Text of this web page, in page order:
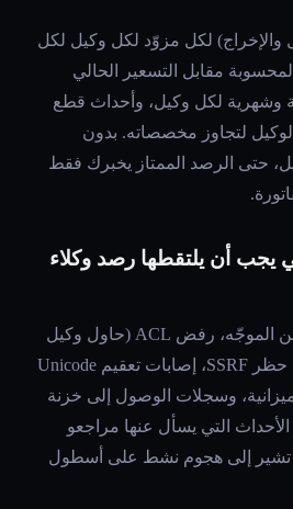
والإخراج) لكل مزوّد لكل وكيل لكل
مقابل التسعير الحالي
وشهرية لكل وكيل، وأحداث قطع
الوكيل لتجاوز مخصصاته. بدون
حتى الرصد الممتاز يخبرك فقط
يجب أن يلتقطها رصد وكلاء
كحد أدنى: اكتشاف الحقن الموجّه، رفض ACL (حاول وكيل
عملية خارج حدود إذنه)، حظر SSRF، إصابات تعقيم Unicode
وسجلات الوصول إلى خزنة
الأحداث التي يسأل عنها مراجعو
تشير إلى هجوم نشط على أسطول